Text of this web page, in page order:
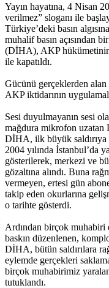
Yayın hayatına, 4 Nisan
verilmez” sloganı ile
Türkiye’deki basın
muhalif basın açısından
(DİHA), AKP
ile kapatıldı.
Gücünü gerçeklerden alan
AKP iktidarının
Sesi duyulmayanın sesi
mağdura mikrofon uzatan
DİHA, ilk büyük saldırıya
2004 yılında İstanbul’da
gösterilerek, merkezi ve
gözaltına alındı. Buna
vermeyen, ertesi gün
takip eden okurlarına
o tarihte gösterdi.
Ardından birçok muhabiri
baskın düzenlenen,
DİHA, bütün saldırılara
eylemde gerçekleri
birçok muhabirimiz
tutuklandı.